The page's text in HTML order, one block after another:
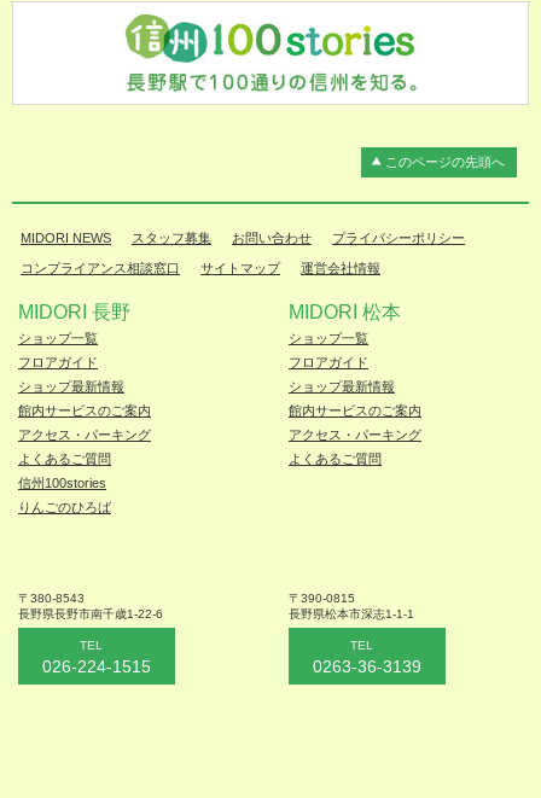
このページの先頭へ
MIDORI NEWS スタッフ募集 お問い合わせ プライバシーポリシー
コンプライアンス相談窓口 サイトマップ 運営会社情報
MIDORI 長野
ショップ一覧
フロアガイド
ショップ最新情報
館内サービスのご案内
アクセス・パーキング
よくあるご質問
信州100stories
りんごのひろば
〒380-8543
長野県長野市南千歳1-22-6
TEL
026-224-1515
MIDORI 松本
ショップ一覧
フロアガイド
ショップ最新情報
館内サービスのご案内
アクセス・パーキング
よくあるご質問
〒390-0815
長野県松本市深志1-1-1
TEL
0263-36-3139